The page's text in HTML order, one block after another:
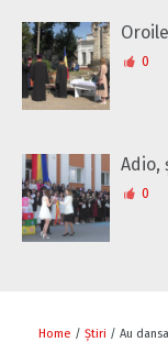
0
Adio,
0
0
Home / Știri / Au